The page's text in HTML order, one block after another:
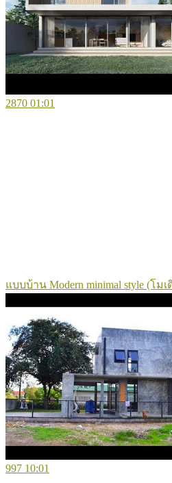
2870 01:01
แบบบ้าน Modern minimal style (โม
997 10:01